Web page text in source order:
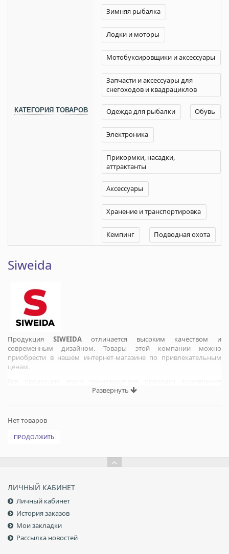
КАТЕГОРИЯ ТОВАРОВ
Зимняя рыбалка
Лодки и моторы
Мотобуксировщики и аксессуары
Запчасти и аксессуары для
снегоходов и квадрациклов
Одежда для рыбалки Обувь
Электроника
Прикормки, насадки,
аттрактанты
Аксессуары
Хранение и транспортировка
Кемпинг Подводная охота
Siweida
Продукция SIWEIDA отличается высоким качеством и
современным дизайном. Товары этой компании можно
приобрести в нашем интернет-магазине по привлекательным
ценам.
тестирование и отбор российскими спортсменами-рыболовами.
учитывались не только цена и качественные особенности товара,
но также опыт и пожелания рыболовов, которые были успешно
воплощены в жизнь.
Развернуть
Нет товаров
ПРОДОЛЖИТЬ
ЛИЧНЫЙ КАБИНЕТ
Личный кабинет
История заказов
Мои закладки
Рассылка новостей